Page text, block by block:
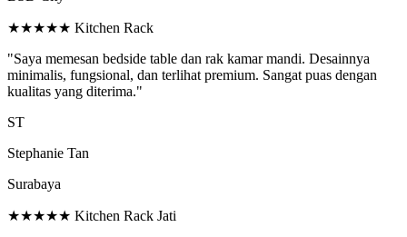
★★★★★ Kitchen Rack
"Saya memesan bedside table dan rak kamar mandi. Desainnya
minimalis, fungsional, dan terlihat premium. Sangat puas dengan
kualitas yang diterima."
ST
Stephanie Tan
Surabaya
★★★★★ Kitchen Rack Jati